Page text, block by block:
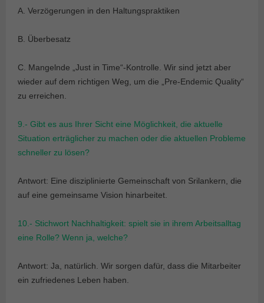
A. Verzögerungen in den Haltungspraktiken
B. Überbesatz
C. Mangelnde „Just in Time“-Kontrolle. Wir sind jetzt aber
wieder auf dem richtigen Weg, um die „Pre-Endemic Quality“
zu erreichen.
9.- Gibt es aus Ihrer Sicht eine Möglichkeit, die aktuelle
Situation erträglicher zu machen oder die aktuellen Probleme
schneller zu lösen?
Antwort: Eine disziplinierte Gemeinschaft von Srilankern, die
auf eine gemeinsame Vision hinarbeitet.
10.- Stichwort Nachhaltigkeit: spielt sie in ihrem Arbeitsalltag
eine Rolle? Wenn ja, welche?
Antwort: Ja, natürlich. Wir sorgen dafür, dass die Mitarbeiter
ein zufriedenes Leben haben.